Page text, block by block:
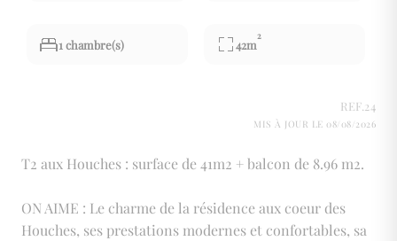
1 chambre(s) 42m
2
REF.24
MIS À JOUR LE 08/08/2026
T2 aux Houches : surface de 41m2 + balcon de 8.96 m2.
ON AIME : Le charme de la résidence aux coeur des
Houches, ses prestations modernes et confortables, sa